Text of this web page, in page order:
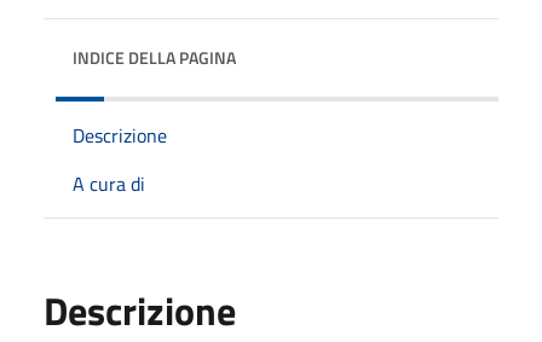
INDICE DELLA PAGINA
Descrizione
A cura di
Descrizione